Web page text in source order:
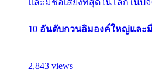
10 อันดับกวนอิมองค์ใหญ่และ
2,843 views